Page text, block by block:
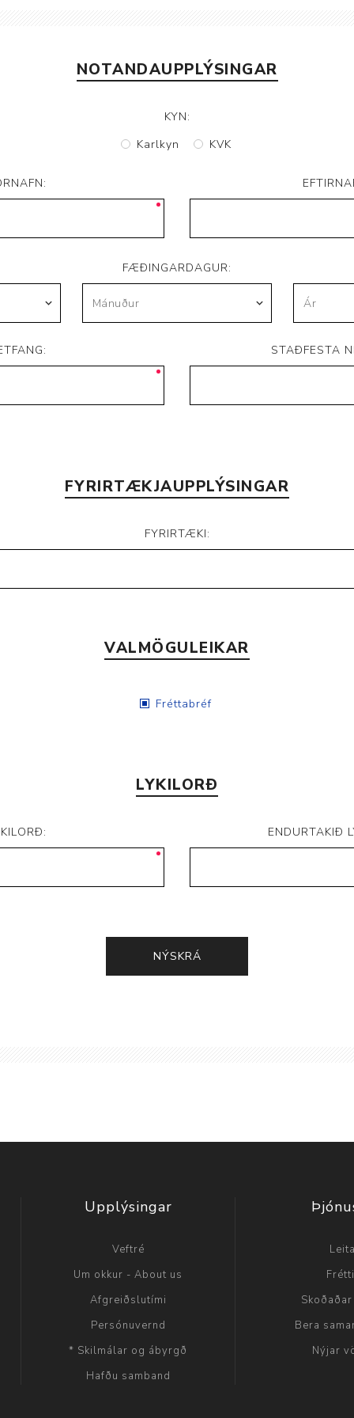
Dýnur
Aukabúnaður
Þvagleggir
NOTANDAUPPLÝSINGAR
KYN:
Karlkyn
KVK
FÆÐINGARDAGUR:
STAÐFESTA
FYRIRTÆKJAUPPLÝSINGAR
FYRIRTÆKI:
VALMÖGULEIKAR
Fréttabréf
LYKILORÐ
ENDURTAKIÐ
Upplýsingar
Veftré
Um okkur - About us
Afgreiðslutími
Persónuvernd
* Skilmálar og ábyrgð
Hafðu samband
Leita
Bera
Nýjar